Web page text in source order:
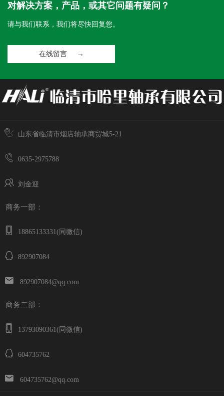
对解决方案，产品，或其它问题有疑问？
请与我们联系，我们将尽快回复您。
在线留言 →
山东省临清市烟店轴承商贸城5-21
0635-2975788
刘金迎
商务一部：
18865133331(同微信)
892907084
892907084@qq.com
商务二部：
13793090361(同微信)
604735762
604735762@qq.com